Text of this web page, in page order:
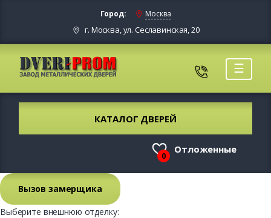
Город: Москва
г. Москва, ул. Сеславинская, 20
☰
КАТАЛОГ ДВЕРЕЙ
0
Отложенные
Вызов замерщика
Выберите внешнюю отделку: